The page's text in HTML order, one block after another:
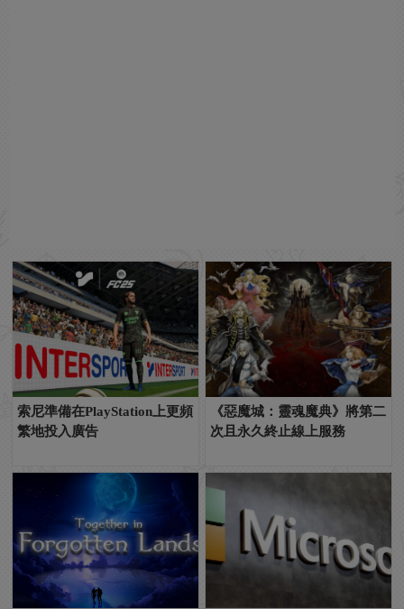
索尼準備在PlayStation上更頻
繁地投入廣告
《惡魔城：靈魂魔典》將第二
次且永久終止線上服務